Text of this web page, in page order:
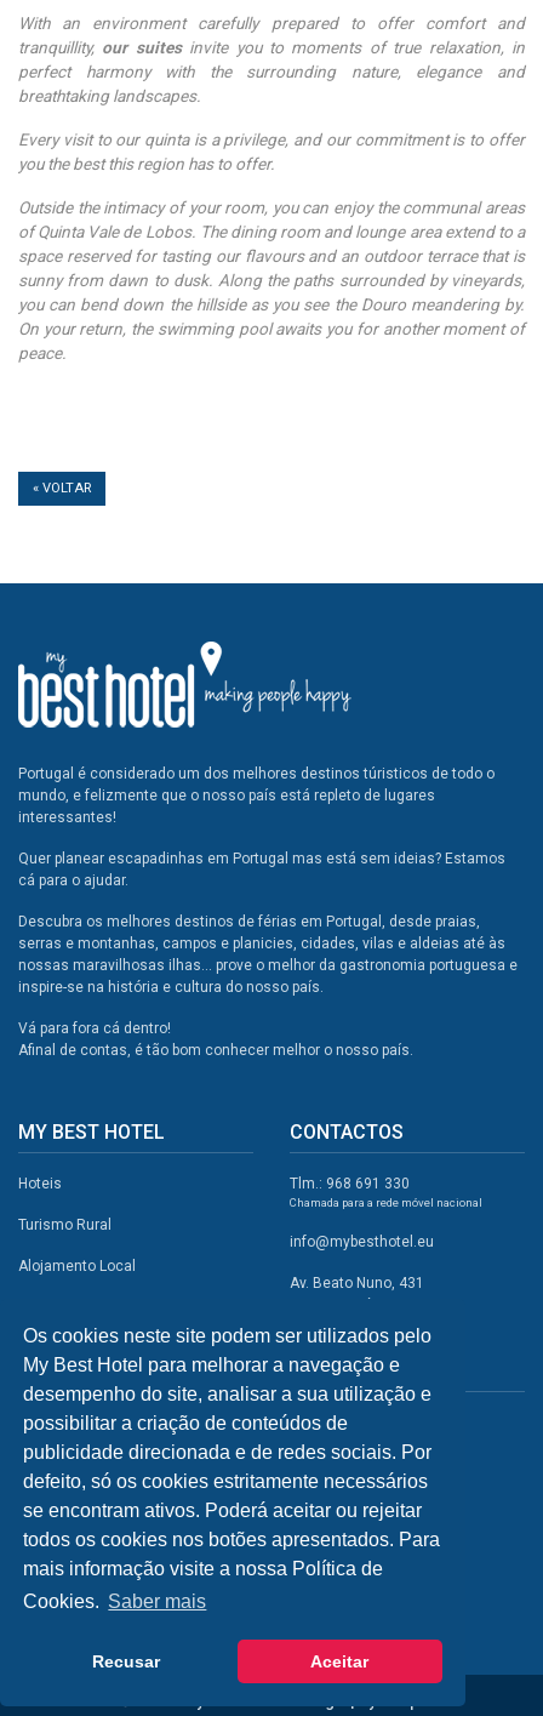
Os cookies neste site podem ser utilizados pelo
My Best Hotel para melhorar a navegação e
desempenho do site, analisar a sua utilização e
possibilitar a criação de conteúdos de
publicidade direcionada e de redes sociais. Por
defeito, só os cookies estritamente necessários
se encontram ativos. Poderá aceitar ou rejeitar
todos os cookies nos botões apresentados. Para
mais informação visite a nossa Política de
Cookies. Saber mais
Recusar Aceitar
With an environment carefully prepared to offer comfort and
tranquillity, our suitesinvite you to moments of true relaxation, in
perfect harmony with the surrounding nature, elegance and
breathtaking landscapes.
Every visit to our quinta is a privilege, and our commitment is to offer
you the best this region has to offer.
Outside the intimacy of your room, you can enjoy the communal areas
of Quinta Vale de Lobos. The dining room and lounge area extend to a
space reserved for tasting our flavours and an outdoor terrace that is
sunny from dawn to dusk. Along the paths surrounded by vineyards,
you can bend down the hillside as you see the Douro meandering by.
On your return, the swimming pool awaits you for another moment of
peace.
« VOLTAR
Portugal é considerado um dos melhores destinos túristicos de todo o
mundo, e felizmente que o nosso país está repleto de lugares
interessantes!
Quer planear escapadinhas em Portugal mas está sem ideias? Estamos
cá para o ajudar.
Descubra os melhores destinos de férias em Portugal, desde praias,
serras e montanhas, campos e planicies, cidades, vilas e aldeias até às
nossas maravilhosas ilhas... prove o melhor da gastronomia portuguesa e
inspire-se na história e cultura do nosso país.
Vá para fora cá dentro!
Afinal de contas, é tão bom conhecer melhor o nosso país.
MY BEST HOTEL
Hoteis
Turismo Rural
Alojamento Local
Campismo
Atividades
Restaurantes
A Visitar
INFORMAÇÕES
Política de Privacidade
CONTACTOS
Tlm.: 968 691 330
Chamada para a rede móvel nacional
info@mybesthotel.eu
Av. Beato Nuno, 431
2495-401 Fátima
REDES SOCIAIS